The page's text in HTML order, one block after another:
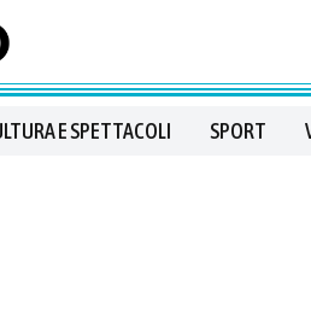
E SPETTACOLI SPORT